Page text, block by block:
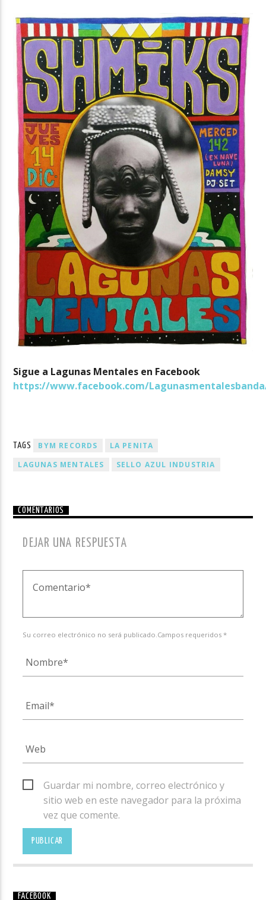
Sigue a Lagunas Mentales en Facebook
https://www.facebook.com/
TAGS BYM RECORDS
LA PENITA
LAGUNAS MENTALES
SELLO AZUL INDUSTRIA
COMENTARIOS
DEJAR UNA RESPUESTA
Su correo electrónico no será publicado.Campos requeridos *
Guardar mi nombre, correo electrónico y
sitio web en este navegador para la próxima
vez que comente.
FACEBOOK